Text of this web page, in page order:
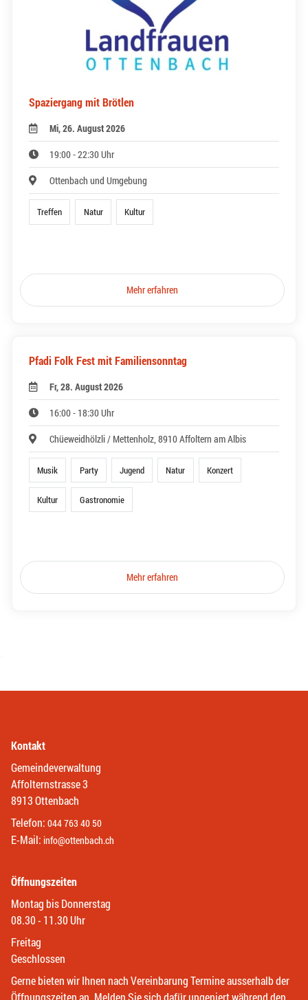
Spaziergang mit Brötlen
Mi, 26. August 2026
19:00 - 22:30 Uhr
Ottenbach und Umgebung
Treffen Natur Kultur
Mehr erfahren
Pfadi Folk Fest mit Familiensonntag
Fr, 28. August 2026
16:00 - 18:30 Uhr
Chüeweidhölzli / Mettenholz, 8910 Affoltern am Albis
Musik Party Jugend Natur Konzert
Kultur Gastronomie
Mehr erfahren
Kontakt
Gemeindeverwaltung
Affolternstrasse 3
8913 Ottenbach
Telefon: 044 763 40 50
E-Mail: info@ottenbach.ch
Öffnungszeiten
Montag bis Donnerstag
08.30 - 11.30 Uhr
Freitag
Geschlossen
Gerne bieten wir Ihnen nach Vereinbarung Termine ausserhalb der
Öffnungszeiten an. Melden Sie sich dafür ungeniert während den